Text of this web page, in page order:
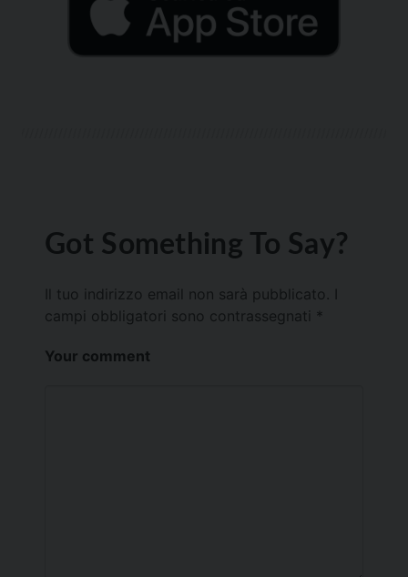
Got Something To Say?
Il tuo indirizzo email non sarà pubblicato.
campi obbligatori sono contrassegnati *
Your comment